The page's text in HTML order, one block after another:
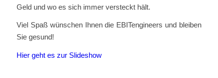
Geld und wo es sich immer versteckt hält.
Viel Spaß wünschen Ihnen die EBITengineers und bleiben
Sie gesund!
Hier geht es zur Slideshow